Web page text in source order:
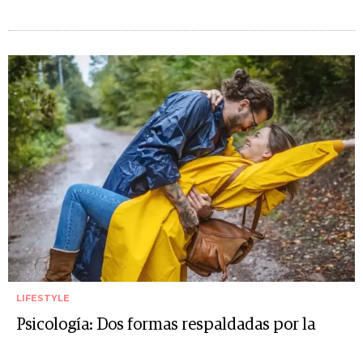
LIFESTYLE
Psicología: Dos formas respaldadas por la